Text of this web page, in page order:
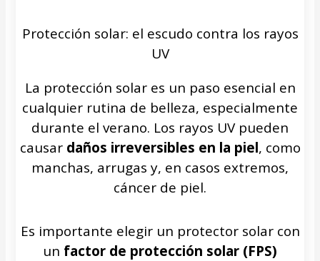
Protección solar: el escudo contra los rayos
UV
La protección solar es un paso esencial en
cualquier rutina de belleza, especialmente
durante el verano. Los rayos UV pueden
causar daños irreversibles en la piel, como
manchas, arrugas y, en casos extremos,
cáncer de piel.
Es importante elegir un protector solar con
un factor de protección solar (FPS)